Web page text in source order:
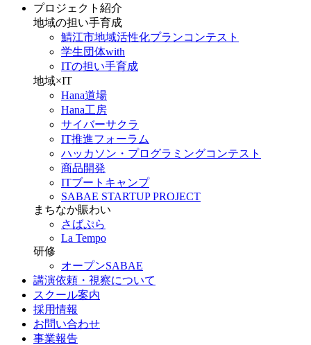
プロジェクト紹介
地域の担い手育成
鯖江市地域活性化プランコンテスト
学生団体with
ITの担い手育成
地域×IT
Hana道場
Hana工房
サイバーサクラ
IT推進フォーラム
ハッカソン・プログラミングコンテスト
商品開発
ITブートキャンプ
SABAE STARTUP PROJECT
まちなか賑わい
さばぷら
La Tempo
研修
オープンSABAE
講演依頼・視察について
スクール案内
採用情報
お問い合わせ
事業報告